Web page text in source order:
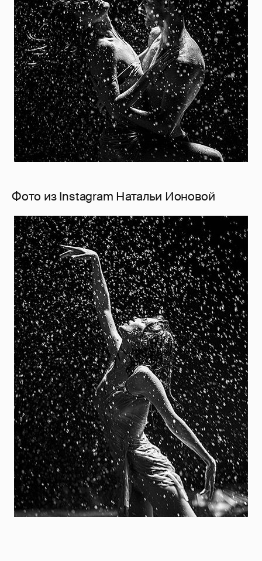
Фото из Instagram Натальи Ионовой